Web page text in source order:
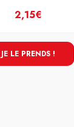
2,15€
JE LE PRENDS !